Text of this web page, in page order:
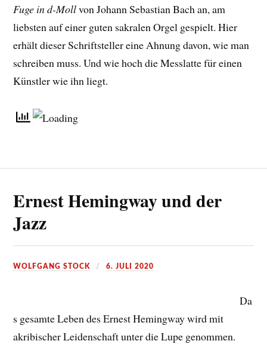
Fuge in d-Mollvon Johann Sebastian Bach an, am
liebsten auf einer guten sakralen Orgel gespielt. Hier
erhält dieser Schriftsteller eine Ahnung davon, wie man
schreiben muss. Und wie hoch die Messlatte für einen
Künstler wie ihn liegt.
Ernest Hemingway und der
Jazz
WOLFGANG STOCK 6. JULI 2020
Da
s gesamte Leben des Ernest Hemingway wird mit
akribischer Leidenschaft unter die Lupe genommen.